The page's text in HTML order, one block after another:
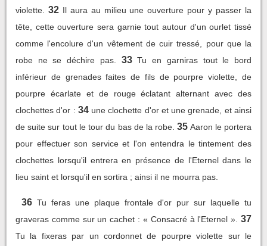
violette.
32 Il aura au milieu une ouverture pour y passer la
tête, cette ouverture sera garnie tout autour d'un ourlet tissé
comme l'encolure d'un vêtement de cuir tressé, pour que la
robe ne se déchire pas.
33 Tu en garniras tout le bord
inférieur de grenades faites de fils de pourpre violette, de
pourpre écarlate et de rouge éclatant alternant avec des
clochettes d'or : 34 une clochette d'or et une grenade, et ainsi
de suite sur tout le tour du bas de la robe. 35 Aaron le portera
pour effectuer son service et l'on entendra le tintement des
clochettes lorsqu'il entrera en présence de l'Eternel dans le
lieu saint et lorsqu'il en sortira ; ainsi il ne mourra pas.
36 Tu feras une plaque frontale d'or pur sur laquelle tu
graveras comme sur un cachet : « Consacré à l'Eternel ». 37
Tu la fixeras par un cordonnet de pourpre violette sur le